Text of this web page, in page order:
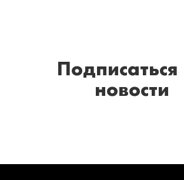
Подписаться
новости